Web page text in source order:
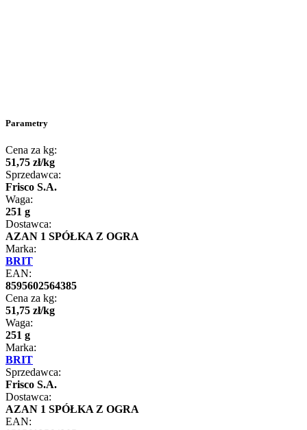
Parametry
Cena za kg:
51,75 zł/kg
Sprzedawca:
Frisco S.A.
Waga:
251 g
Dostawca:
AZAN 1 SPÓŁKA Z OGRA
Marka:
BRIT
EAN:
8595602564385
Cena za kg:
51,75 zł/kg
Waga:
251 g
Marka:
BRIT
Sprzedawca:
Frisco S.A.
Dostawca:
AZAN 1 SPÓŁKA Z OGRA
EAN: